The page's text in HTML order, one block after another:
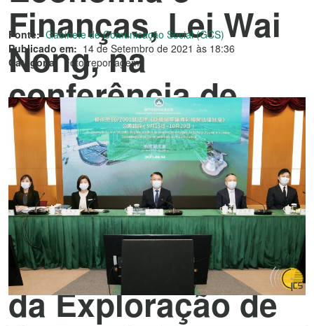
Finanças, Lei Wai
Nong, na
conferência de
imprensa relativa à
consulta pública
sobre a revisão à
Lei n.º 16/2001
«Regime Jurídico
da Exploração de
Fonte: Gabinete de Comunicação Social (GCS)
Publicado em: 14 de Setembro de 2021 às 18:36
Categoria: Fotorreportagem